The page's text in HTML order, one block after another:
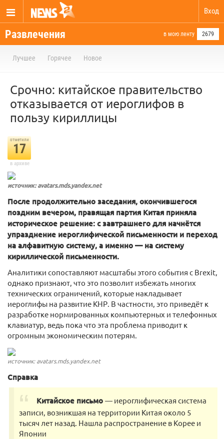
Вход
Развлечения в мою ленту 2679
Лучшее Горячее Новое
Срочно: китайское правительство
отказывается от иероглифов в
пользу кириллицы
отметили
17
в архиве
источник: avatars.mds.yandex.net
После продолжительно заседания, окончившегося
поздним вечером, правящая партия Китая приняла
историческое решение: с завтрашнего для начнётся
упразднение иероглифической письменности и переход
на алфавитную систему, а именно — на систему
кириллической письменности.
Аналитики сопоставляют масштабы этого события с Brexit,
однако признают, что это позволит избежать многих
технических ограничений, которые накладывает
иероглифы на развитие КНР. В частности, это приведёт к
разработке нормированных компьютерных и телефонных
клавиатур, ведь пока что эта проблема приводит к
огромным экономическим потерям.
источник: avatars.mds.yandex.net
Справка
Китайское письмо — иероглифическая система
записи, возникшая на территории Китая около 5
тысяч лет назад. Нашла распространение в Корее и
Японии